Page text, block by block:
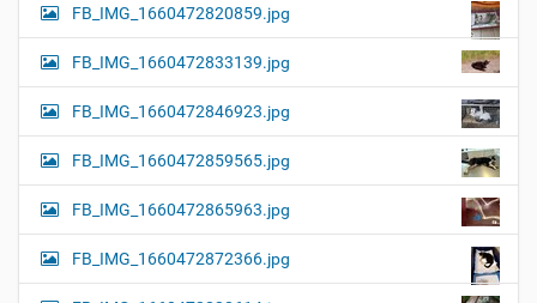
FB_IMG_1660472820859.jpg
FB_IMG_1660472833139.jpg
FB_IMG_1660472846923.jpg
FB_IMG_1660472859565.jpg
FB_IMG_1660472865963.jpg
FB_IMG_1660472872366.jpg